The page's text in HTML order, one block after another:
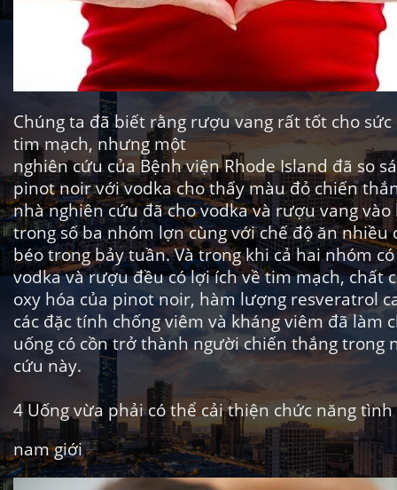
Chúng ta đã biết rằng rượu vang rất tốt cho sức
tim mạch, nhưng một
nghiên cứu của Bệnh viện Rhode Islandđã so
pinot noir với vodka cho thấy màu đỏ chiến
nhà nghiên cứu đã cho vodka và rượu vang vào
trong số ba nhóm lợn cùng với chế độ ăn nhiều
béo trong bảy tuần. Và trong khi cả hai nhóm
vodka và rượu đều có lợi ích về tim mạch, chất
oxy hóa của pinot noir, hàm lượng resveratrol
các đặc tính chống viêm và kháng viêm đã làm
uống có cồn trở thành người chiến thắng trong
cứu này.
4Uống vừa phải có thể cải thiện chức năng tình
nam giới